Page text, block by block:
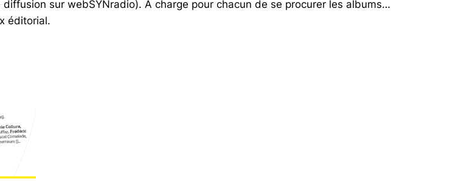
sur webSYNradio). A charge pour chacun de se procurer les albums…
éditorial.